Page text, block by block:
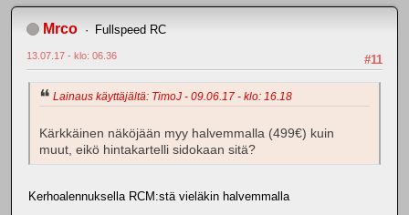
Mrco Fullspeed RC
#11
13.07.17 - klo: 06.36
Lainaus käyttäjältä: TimoJ - 09.06.17 - klo: 16.18
Kärkkäinen näköjään myy halvemmalla (499€) kuin
muut, eikö hintakartelli sidokaan sitä?
Kerhoalennuksella RCM:stä vieläkin halvemmalla